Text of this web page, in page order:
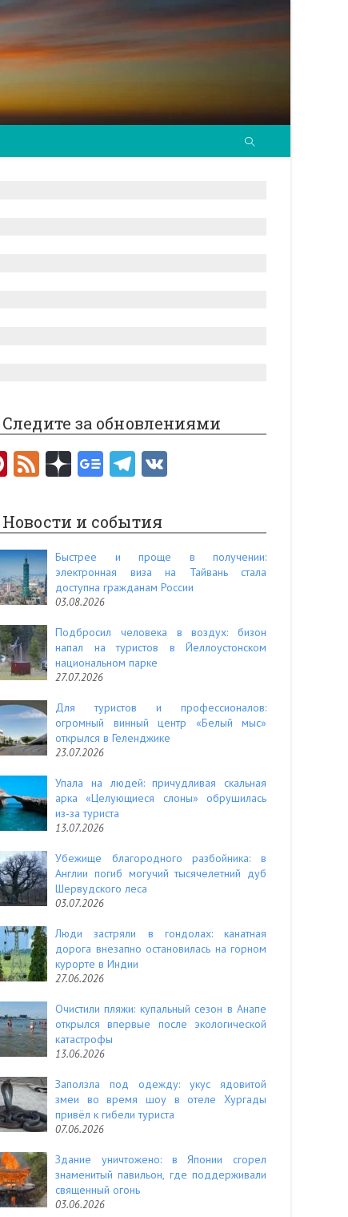
Следите за обновлениями
Pi
er
es
t
F
e
d
Новости и события
Быстрее и проще в получении:
электронная виза на Тайвань стала
доступна гражданам России
03.08.2026
Подбросил человека в воздух: бизон
напал на туристов в Йеллоустонском
национальном парке
27.07.2026
Для туристов и профессионалов:
огромный винный центр «Белый мыс»
открылся в Геленджике
23.07.2026
Упала на людей: причудливая скальная
арка «Целующиеся слоны» обрушилась
из-за туриста
13.07.2026
Убежище благородного разбойника: в
Англии погиб могучий тысячелетний дуб
Шервудского леса
03.07.2026
Люди застряли в гондолах: канатная
дорога внезапно остановилась на горном
курорте в Индии
27.06.2026
Очистили пляжи: купальный сезон в Анапе
открылся впервые после экологической
катастрофы
13.06.2026
Заползла под одежду: укус ядовитой
змеи во время шоу в отеле Хургады
привёл к гибели туриста
07.06.2026
Здание уничтожено: в Японии сгорел
знаменитый павильон, где поддерживали
священный огонь
03.06.2026